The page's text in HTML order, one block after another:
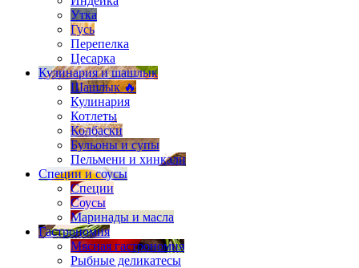
Утка
Гусь
Перепелка
Цесарка
Кулинария и шашлык
Шашлык 🔥
Кулинария
Котлеты
Колбаски
Бульоны и супы
Пельмени и хинкали
Специи и соусы
Специи
Соусы
Маринады и масла
Гастрономия
Мясная гастрономия
Рыбные деликатесы